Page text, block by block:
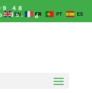
48
EN FR PT ES